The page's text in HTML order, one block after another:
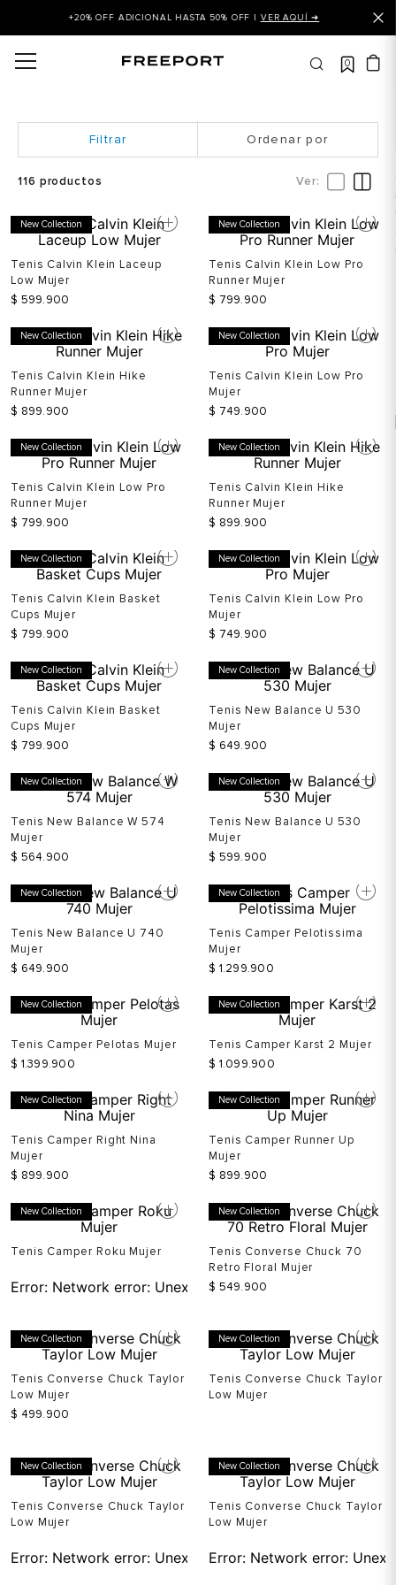
+20% OFF ADICIONAL HASTA 50% OFF | VER AQUÍ ➜
0
Ordenar por
116 productos
New Collection
Tenis Calvin Klein Laceup
Low Mujer
$ 599.900
New Collection
Tenis Calvin Klein Low Pro
Runner Mujer
$ 799.900
New Collection
Tenis Calvin Klein Hike
Runner Mujer
$ 899.900
New Collection
Tenis Calvin Klein Low Pro
Mujer
$ 749.900
New Collection
Tenis Calvin Klein Low Pro
Runner Mujer
$ 799.900
New Collection
Tenis Calvin Klein Hike
Runner Mujer
$ 899.900
New Collection
Tenis Calvin Klein Basket
Cups Mujer
$ 799.900
New Collection
Tenis Calvin Klein Low Pro
Mujer
$ 749.900
New Collection
Tenis Calvin Klein Basket
Cups Mujer
$ 799.900
New Collection
Tenis New Balance U 530
Mujer
$ 649.900
New Collection
Tenis New Balance W 574
Mujer
$ 564.900
New Collection
Tenis New Balance U 530
Mujer
$ 599.900
New Collection
Tenis New Balance U 740
Mujer
$ 649.900
New Collection
Tenis Camper Pelotissima
Mujer
$ 1.299.900
New Collection
Tenis Camper Pelotas Mujer
$ 1.399.900
New Collection
Tenis Camper Karst 2 Mujer
$ 1.099.900
New Collection
Tenis Camper Right Nina
Mujer
$ 899.900
New Collection
Tenis Camper Runner Up
Mujer
$ 899.900
New Collection
Tenis Camper Roku Mujer
Error: Network error: Unexpected token T in JSON at
New Collection
Tenis Converse Chuck 70
Retro Floral Mujer
$ 549.900
New Collection
Tenis Converse Chuck Taylor
Low Mujer
$ 499.900
New Collection
Tenis Converse Chuck Taylor
Low Mujer
New Collection
Tenis Converse Chuck Taylor
New Collection
Tenis Converse Chuck Taylor
puma
klein
balance 574
mujer